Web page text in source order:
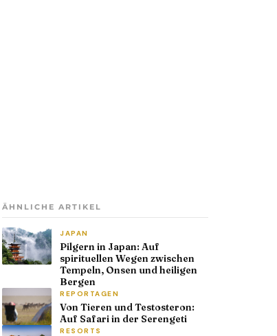
ÄHNLICHE ARTIKEL
JAPAN
Pilgern in Japan: Auf
spirituellen Wegen zwischen
Tempeln, Onsen und heiligen
Bergen
REPORTAGEN
Von Tieren und Testosteron:
Auf Safari in der Serengeti
RESORTS